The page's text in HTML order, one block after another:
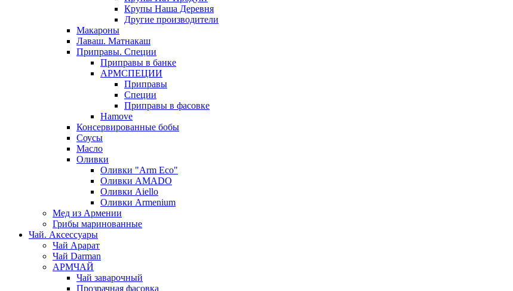
Крупы Наша Деревня
Другие производители
Макароны
Лаваш. Матнакаш
Приправы. Специи
Приправы в банке
АРМСПЕЦИИ
Приправы
Специи
Приправы в фасовке
Hamove
Консервированные бобы
Соусы
Масло
Оливки
Оливки "Arm Eco"
Оливки AMADO
Оливки Aiello
Оливки Armenium
Мед из Армении
Грибы маринованные
Чай. Аксессуары
Чай Арарат
Чай Darman
АРМЧАЙ
Чай заварочный
Прозрачная фасовка